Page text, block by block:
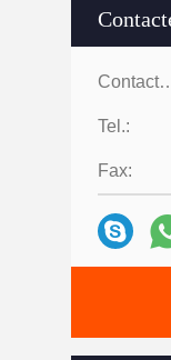
Tel.:
Fax: